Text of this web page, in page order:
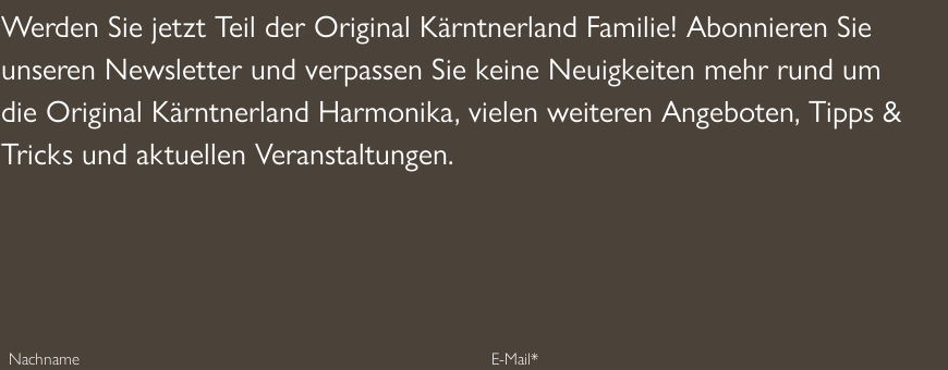
Werden Sie jetzt Teil der Original Kärntnerland Familie! Abonnieren Sie
unseren Newsletter und verpassen Sie keine Neuigkeiten mehr rund um
die Original Kärntnerland Harmonika, vielen weiteren Angeboten, Tipps &
Tricks und aktuellen Veranstaltungen.
Nachname E-Mail*